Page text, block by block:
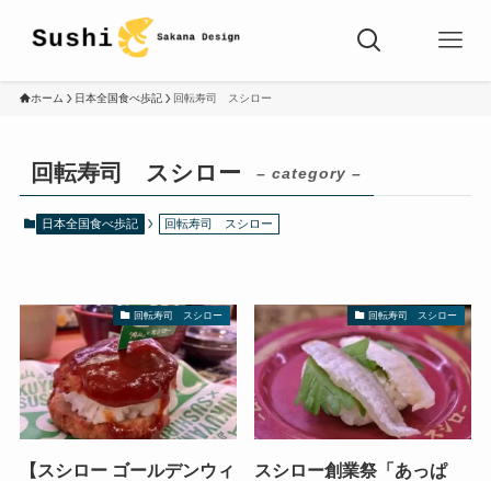
ホーム 日本全国食べ歩記 回転寿司 スシロー
回転寿司 スシロー – category –
日本全国食べ歩記 回転寿司 スシロー
回転寿司 スシロー
【スシロー ゴールデンウィ
回転寿司 スシロー
スシロー創業祭「あっぱ